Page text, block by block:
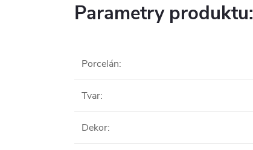
Parametry produktu:
Porcelán:
Tvar:
Dekor: